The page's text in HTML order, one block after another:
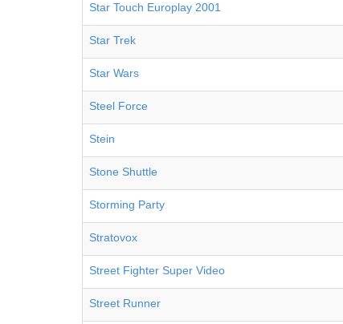
Star Touch Europlay 2001
Star Trek
Star Wars
Steel Force
Stein
Stone Shuttle
Storming Party
Stratovox
Street Fighter Super Video
Street Runner